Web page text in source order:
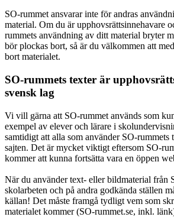
SO-rummet ansvarar inte för andras
material. Om du är upphovsrättsinnehavare
rummets användning av ditt material bryter
bör plockas bort, så är du välkommen att
bort materialet.
SO-rummets texter är
svensk lag
Vi vill gärna att SO-rummet används som
exempel av elever och lärare i
samtidigt att alla som använder SO-rummets
sajten. Det är mycket viktigt eftersom SO-
kommer att kunna fortsätta vara en öppen
När du använder text- eller bildmaterial från
skolarbeten och på andra godkända ställen
källan! Det måste framgå tydligt vem som
materialet kommer (SO-rummet.se, inkl.